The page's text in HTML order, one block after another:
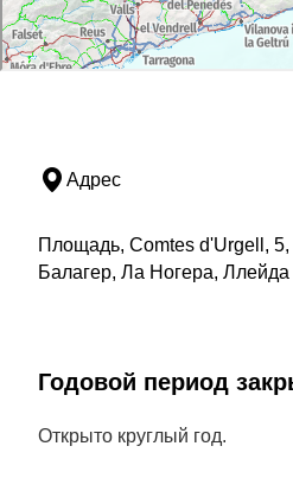
Адрес
Площадь, Comtes d'Urgell, 5,
Балагер, Ла Ногера, Ллейда
Годовой период
Открыто круглый год.